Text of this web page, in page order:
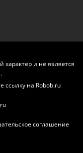
и не является
ссылку на Robob.ru
соглашение